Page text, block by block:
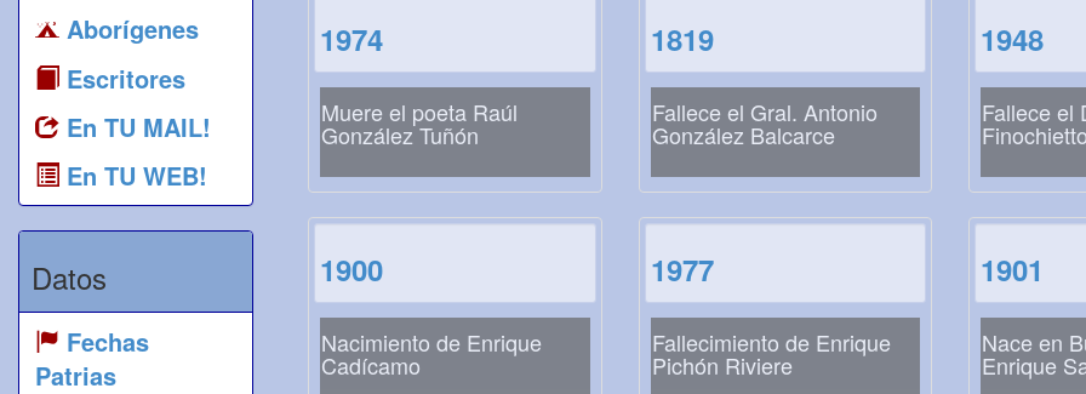
Aborígenes
Escritores
En TU MAIL!
En TU WEB!
Datos
Fechas
Patrias
1974
Muere el poeta Raúl
González Tuñón
1819
Fallece el Gral. Antonio
González Balcarce
1948
Fallece el
Finochietto
1900
Nacimiento de Enrique
Cadícamo
1977
Fallecimiento de Enrique
Pichón Riviere
1901
Nace en
Enrique